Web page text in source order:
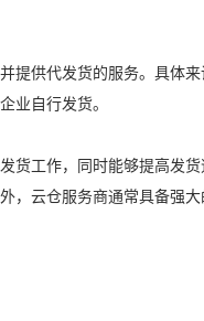
提供代发货的服务。具体
业自行发货。
货工作，同时能够提高发
，云仓服务商通常具备强